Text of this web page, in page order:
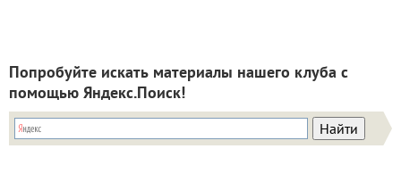
Попробуйте искать материалы нашего клуба с
помощью Яндекс.Поиск!